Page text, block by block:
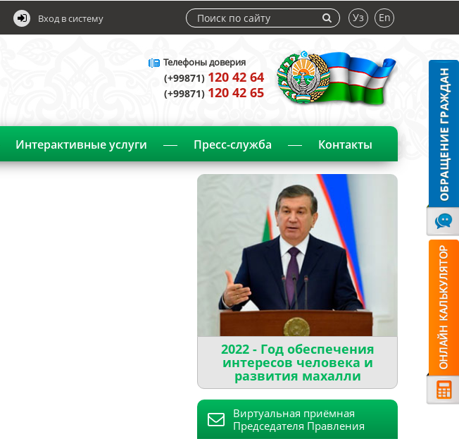
Вход в систему Уз En
Телефоны доверия
(+99871) 120 42 64
(+99871) 120 42 65
Интерактивные услуги Пресс-служба Контакты
2022 - Год обеспечения
интересов человека и
развития махалли
Виртуальная приёмная
Председателя Правления